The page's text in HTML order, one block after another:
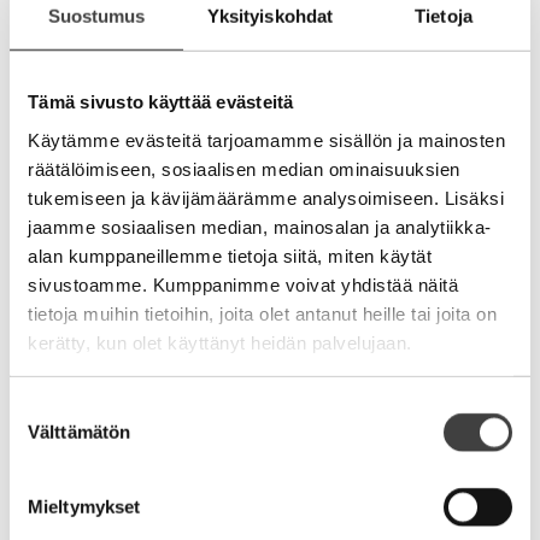
Suostumus Yksityiskohdat Tietoja
Tämä sivusto käyttää evästeitä
Käytämme evästeitä tarjoamamme sisällön ja mainosten
räätälöimiseen, sosiaalisen median ominaisuuksien
tukemiseen ja kävijämäärämme analysoimiseen. Lisäksi
jaamme sosiaalisen median, mainosalan ja analytiikka-
alan kumppaneillemme tietoja siitä, miten käytät
sivustoamme. Kumppanimme voivat yhdistää näitä
tietoja muihin tietoihin, joita olet antanut heille tai joita on
kerätty, kun olet käyttänyt heidän palvelujaan.
valinta
Välttämätön
Mieltymykset
Mentorointi. Sparraan muutamia yrittäjiä vuosittain
oman toiminnan suunnitelmallinen johtaminen,
tuloksellinen tekeminen ja tasapainoinen
löytäminen. Tämä on minun tapani antaa takaisin ja
toivoisin, että jokaisella yrittäjällä olisi viisautta etsiä
itselleen valmennusta. Tulokset ovat yksinkertaisesti
parempia.
Toivon hallitustöiden ja haasteiden jatkuvan ensi
vuonnakin. Minulle on tärkeää synnyttää hyviä
tuloksia, referenssiä muutos- ja kasvujohtamista ja
kehittää itseäni omistajien ja yhtiöiden sparraajana.
kehittynyt vuosittain ja hallitustyön osaaminen on
Suomessa yleisesti niin alussa, että uskon töitä
En halua olla yli 55 -vuotias työnhakija. Siksi olen